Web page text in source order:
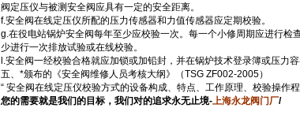
阀定压仪与被测安全阀应具有一定的安全距离。
f.安全阀在线定压仪所配的压力传感器和力值传感器应定期校验。
g.在役电站锅炉安全阀每年至少应校验一次。每一个小修周期应进行
少进行一次排放试验或在线校验。
l.安全阀一经校验合格就应加锁或加铅封，并在锅炉技术登录簿或压力容
五、*颁布的《安全阀维修人员考核大纲》（TSG ZF002-2005）
“ 安全阀在线定压仪校验方式的设备构成、特点、工作原理、校验操作
您的需要就是我们的目标，我们对的追求永无止境-上海永龙阀门厂/